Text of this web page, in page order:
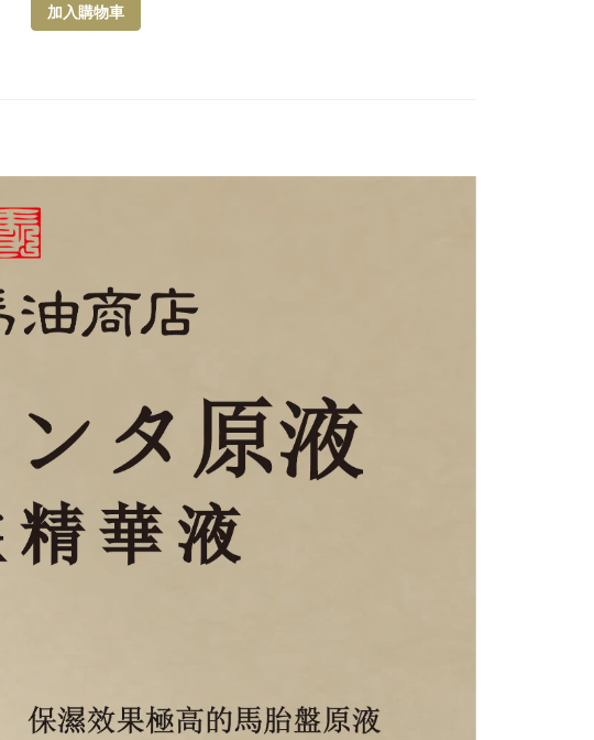
加入購物車